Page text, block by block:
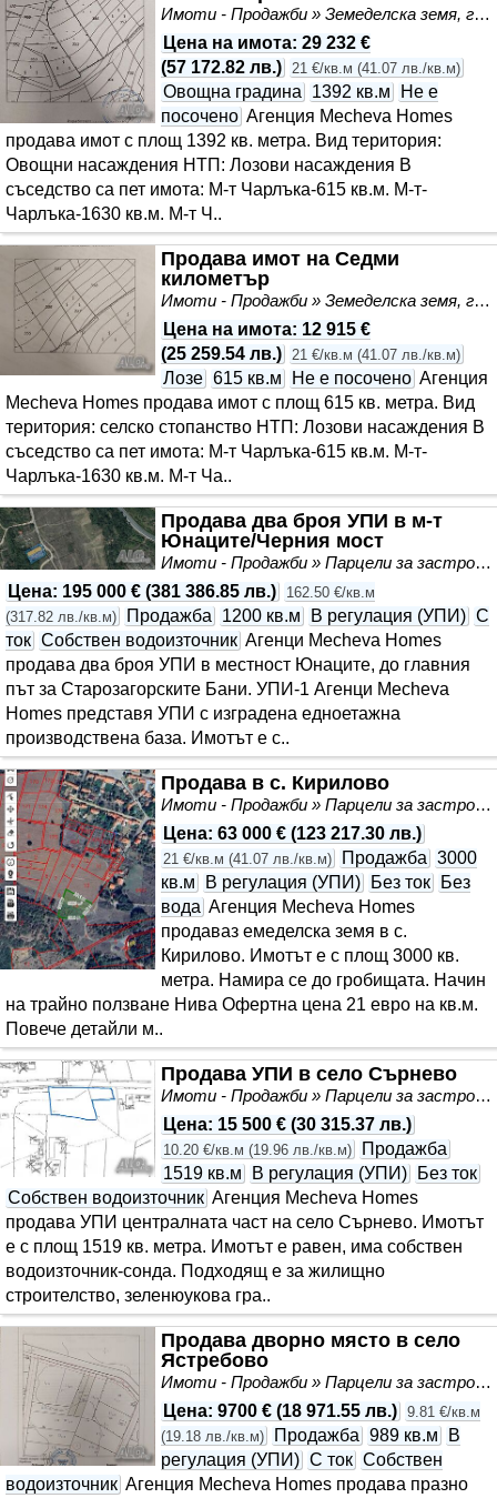
Имоти - Продажби » Земеделска земя, градини, лозя, гора
Цена на имота: 29 232 €
(57 172.82 лв.) 21 €/кв.м (41.07 лв./кв.м)
Овощна градина 1392 кв.м
Не е
посочено Агенция Mecheva Homes
продава имот с площ 1392 кв. метра. Вид територия:
Овощни насаждения НТП: Лозови насаждения В
съседство са пет имота: М-т Чарлъка-615 кв.м. М-т-
Чарлъка-1630 кв.м. М-т Ч..
Продава имот на Седми
километър
Имоти - Продажби » Земеделска земя, градини, лозя, гора
Цена на имота: 12 915 €
(25 259.54 лв.) 21 €/кв.м (41.07 лв./кв.м)
Лозе 615 кв.м Не е посочено Агенция
Mecheva Homes продава имот с площ 615 кв. метра. Вид
територия: селско стопанство НТП: Лозови насаждения В
съседство са пет имота: М-т Чарлъка-615 кв.м. М-т-
Чарлъка-1630 кв.м. М-т Ча..
Продава два броя УПИ в м-т
Юнаците/Черния мост
Имоти - Продажби » Парцели за застрояване, Инвестиционни проекти
Цена: 195 000 € (381 386.85 лв.)
162.50 €/кв.м
(317.82 лв./кв.м) Продажба 1200 кв.м В регулация (УПИ) С
ток Собствен водоизточник Агенци Mecheva Homes
продава два броя УПИ в местност Юнаците, до главния
път за Старозагорските Бани. УПИ-1 Агенци Mecheva
Homes представя УПИ с изградена едноетажна
производствена база. Имотът е с..
Продава в с. Кирилово
Имоти - Продажби » Парцели за застрояване, Инвестиционни проекти
Цена: 63 000 € (123 217.30 лв.)
21 €/кв.м (41.07 лв./кв.м) Продажба 3000
кв.м
В регулация (УПИ) Без ток
Без
вода Агенция Mecheva Homes
продаваз емеделска земя в с.
Кирилово. Имотът е с площ 3000 кв.
метра. Намира се до гробищата. Начин
на трайно ползване Нива Офертна цена 21 евро на кв.м.
Повече детайли м..
Продава УПИ в село Сърнево
Имоти - Продажби » Парцели за застрояване, Инвестиционни проекти
Цена: 15 500 € (30 315.37 лв.)
10.20 €/кв.м (19.96 лв./кв.м)
Продажба
1519 кв.м
В регулация (УПИ)
Без ток
Собствен водоизточник Агенция Mecheva Homes
продава УПИ централната част на село Сърнево. Имотът
е с площ 1519 кв. метра. Имотът е равен, има собствен
водоизточник-сонда. Подходящ е за жилищно
строителство, зеленюукова гра..
Продава дворно място в село
Ястребово
Имоти - Продажби » Парцели за застрояване, Инвестиционни проекти
Цена: 9700 € (18 971.55 лв.) 9.81 €/кв.м
(19.18 лв./кв.м) Продажба 989 кв.м
В
регулация (УПИ) С ток Собствен
водоизточник Агенция Mecheva Homes продава празно